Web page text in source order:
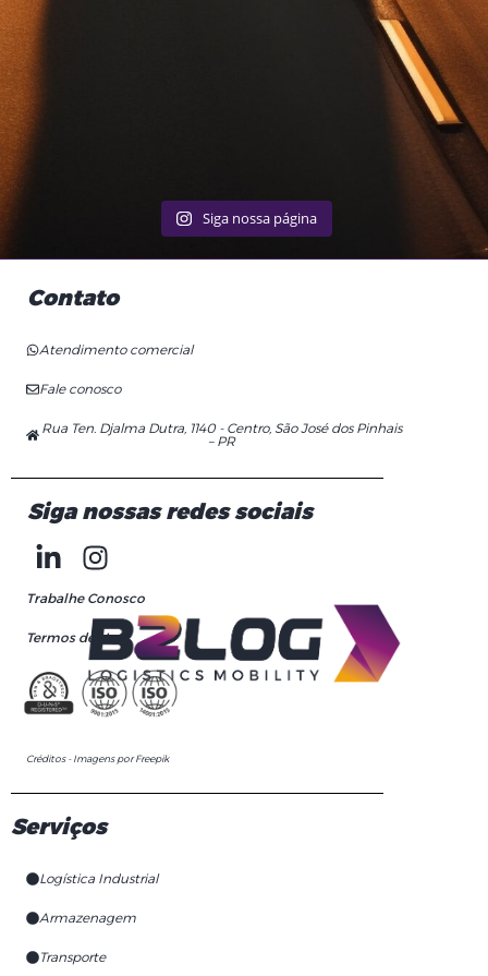
Siga nossa página
Contato
Atendimento comercial
Fale conosco
Rua Ten. Djalma Dutra, 1140 - Centro, São José dos Pinhais
– PR
Siga nossas redes sociais
Trabalhe Conosco
Termos de Uso
Créditos - Imagens por Freepik
Serviços
Logística Industrial
Armazenagem
Transporte